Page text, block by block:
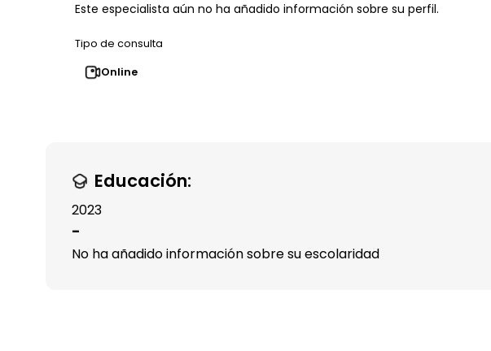
Este especialista aún no ha añadido información sobre su perfil.
Tipo de consulta
Online
Educación:
2023
-
No ha añadido información sobre su escolaridad